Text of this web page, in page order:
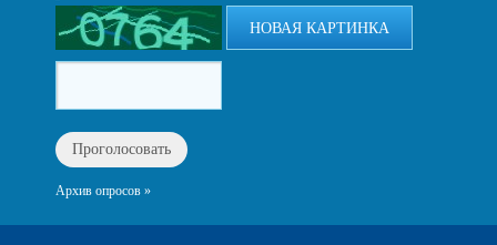
НОВАЯ КАРТИНКА
Архив опросов »